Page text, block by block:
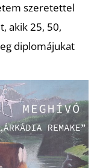
szeretettel
akik 25, 50,
diplomájukat